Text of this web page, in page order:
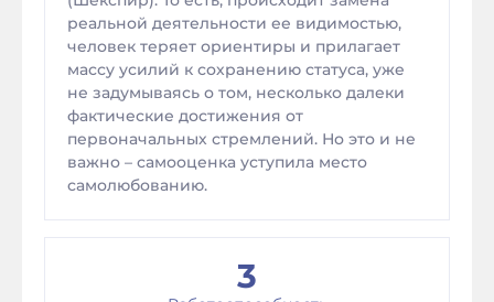
реальной деятельности ее видимостью,
человек теряет ориентиры и прилагает
массу усилий к сохранению статуса, уже
не задумываясь о том, несколько далеки
фактические достижения от
первоначальных стремлений. Но это и не
важно – самооценка уступила место
самолюбованию.
3